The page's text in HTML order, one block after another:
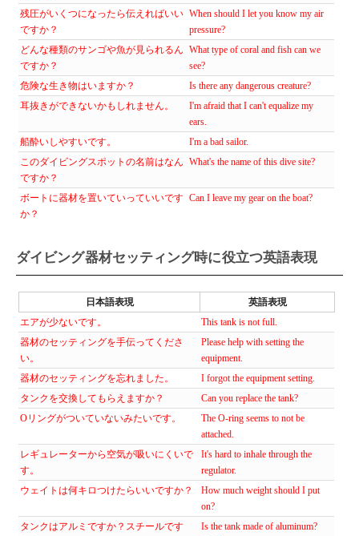
残圧がいくつになったら伝えればいい
ですか？
When should I let you know my air
pressure?
どんな種類のサンゴや魚が見られるん
ですか？
What type of coral and fish can we
see?
危険な生き物はいますか？
Is there any dangerous creature?
耳抜きができないかもしれません。
I'm afraid that I can't equalize my
ears.
船酔いしやすいです。
I'm a bad sailor.
このダイビングスポットの名前はなん
ですか？
What's the name of this dive site?
ボートに器材を置いていっていいです
か？
Can I leave my gear on the boat?
ダイビング器材セッティング時に役立つ英語表現
日本語表現
英語表現
エアが少ないです。
This tank is not full.
器材のセッティングを手伝ってくださ
い。
Please help with setting the
equipment.
器材のセッティングを忘れました。
I forgot the equipment setting.
タンクを交換してもらえますか？
Can you replace the tank?
Oリングがついていないみたいです。
The O-ring seems to not be
attached.
レギュレーターから空気が吸いにくいで
す。
It's hard to inhale through the
regulator.
ウェイトは何キロつけたらいいですか？
How much weight should I put
on?
タンクはアルミですか？スチールです
Is the tank made of aluminum?